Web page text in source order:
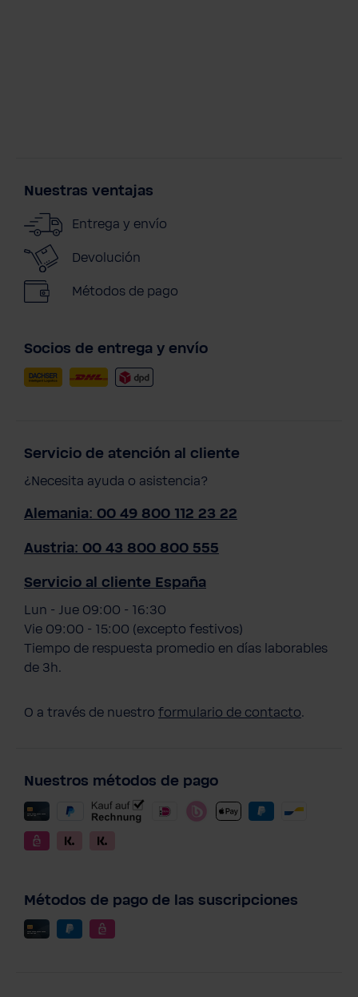
Nuestras ventajas
Entrega y envío
Devolución
Métodos de pago
Socios de entrega y envío
Servicio de atención al cliente
¿Necesita ayuda o asistencia?
Alemania: 00 49 800 112 23 22
Austria: 00 43 800 800 555
Servicio al cliente España
Lun - Jue 09:00 - 16:30
Vie 09:00 - 15:00 (excepto festivos)
Tiempo de respuesta promedio en días laborables
de 3h.
O a través de nuestro formulario de contacto.
Nuestros métodos de pago
Métodos de pago de las suscripciones